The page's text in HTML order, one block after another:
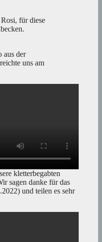
für diese
aus der
uns am
kletterbegabten
sagen danke für das
und teilen es sehr